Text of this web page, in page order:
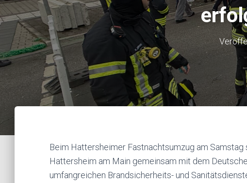
Beim Hattersheimer Fastnachtsumzug am
Hattersheim am Main gemeinsam mit dem
umfangreichen Brandsicherheits- und